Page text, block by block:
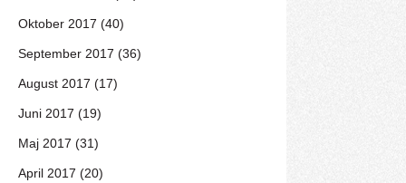
Oktober 2017 (40)
September 2017 (36)
August 2017 (17)
Juni 2017 (19)
Maj 2017 (31)
April 2017 (20)